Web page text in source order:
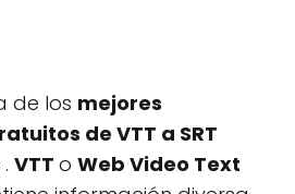
de los mejores
de VTT a SRT
. VTT o Web Video Text